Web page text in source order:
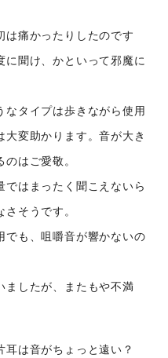
痛かったりしたのです
聞け、かといって邪魔に
なタイプは歩きながら使用
変助かります。音が大き
はご愛敬。
はまったく聞こえないら
そうです。
でも、咀嚼音が響かないの
ましたが、またもや不満
は音がちょっと遠い？